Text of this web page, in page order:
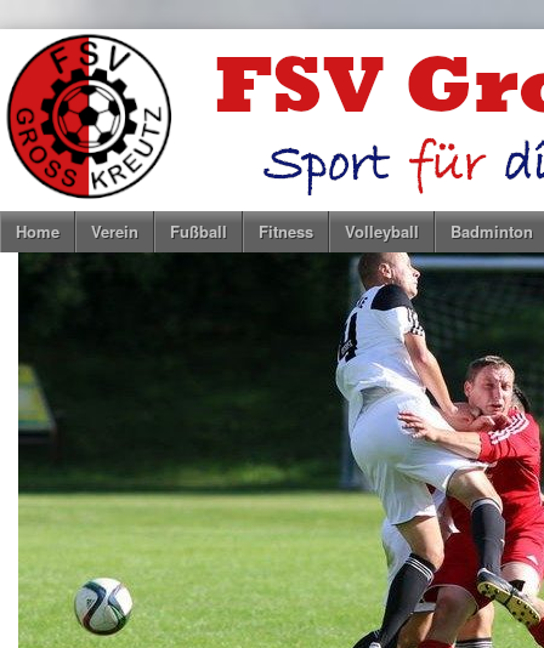
Home Verein Fußball Fitness Volleyball Badminton